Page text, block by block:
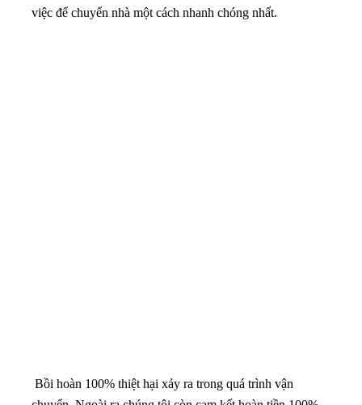
việc để chuyển nhà một cách nhanh chóng nhất.
Công việc chuyển nhà, chuyển văn phòng từ tỉnh này